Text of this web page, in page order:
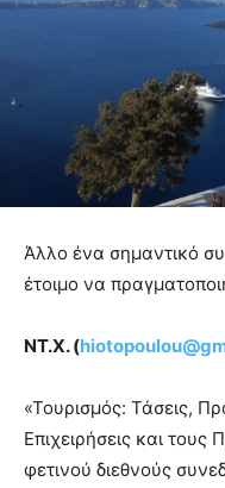
Άλλο ένα σημαντικό
έτοιμο να
ΝΤ.Χ. (hiotopoulou@
«Τουρισμός: Τάσεις,
Επιχειρήσεις και τους
φετινού διεθνούς